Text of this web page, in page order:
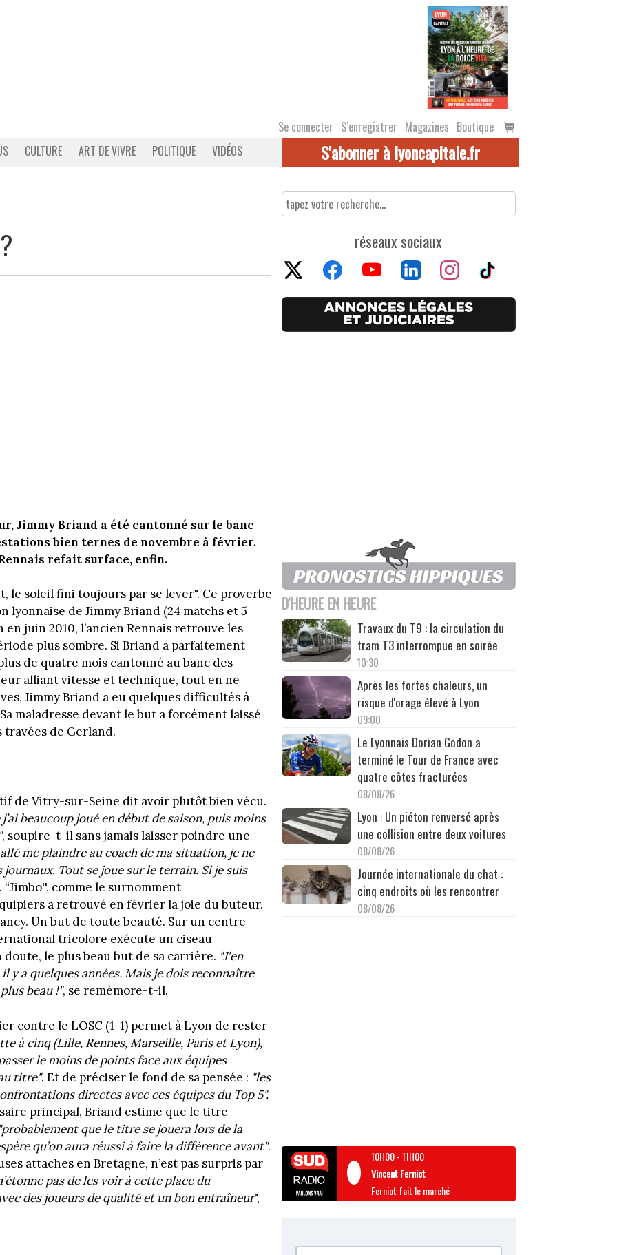
Se connecter S’enregistrer Magazines Boutique
Voir
le
CULTURE ART DE VIVRE POLITIQUE VIDÉOS S'abonner à lyoncapitale.fr
Jimmy Briand a été cantonné sur le banc
bien ternes de novembre à février.
refait surface, enfin.
le soleil fini toujours par se lever". Ce proverbe
de Jimmy Briand (24 matchs et 5
juin 2010, l’ancien Rennais retrouve les
plus sombre. Si Briand a parfaitement
de quatre mois cantonné au banc des
alliant vitesse et technique, tout en ne
Jimmy Briand a eu quelques difficultés à
maladresse devant le but a forcément laissé
de Gerland.
de Vitry-sur-Seine dit avoir plutôt bien vécu.
j’ai beaucoup joué en début de saison, puis moins
, soupire-t-il sans jamais laisser poindre une
allé me plaindre au coach de ma situation, je ne
Tout se joue sur le terrain. Si je suis
comme le surnomment
a retrouvé en février la joie du buteur.
Un but de toute beauté. Sur un centre
tricolore exécute un ciseau
le plus beau but de sa carrière. "J'en
y a quelques années. Mais je dois reconnaître
beau !", se remémore-t-il.
contre le LOSC (1-1) permet à Lyon de rester
à cinq (Lille, Rennes, Marseille, Paris et Lyon),
le moins de points face aux équipes
titre". Et de préciser le fond de sa pensée : "les
directes avec ces équipes du Top 5".
principal, Briand estime que le titre
"probablement que le titre se jouera lors de la
qu’on aura réussi à faire la différence avant".
attaches en Bretagne, n’est pas surpris par
pas de les voir à cette place du
des joueurs de qualité et un bon entraîneur",
réseaux sociaux
D'HEURE EN HEURE
Travaux du T9 : la circulation du
tram T3 interrompue en soirée
10:30
Après les fortes chaleurs, un
risque d'orage élevé à Lyon
09:00
Le Lyonnais Dorian Godon a
terminé le Tour de France avec
quatre côtes fracturées
08/08/26
Lyon : Un piéton renversé après
une collision entre deux voitures
08/08/26
Journée internationale du chat :
cinq endroits où les rencontrer
08/08/26
10H00-11H00
Vincent Ferniot
Ferniot fait le marché